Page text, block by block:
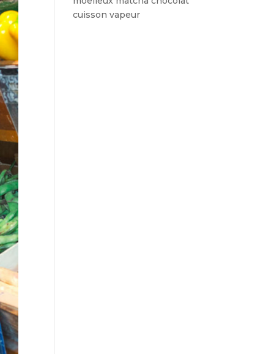
cuisson vapeur